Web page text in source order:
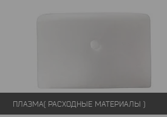
ПЛАЗМА( РАСХОДНЫЕ МАТЕРИАЛЫ )